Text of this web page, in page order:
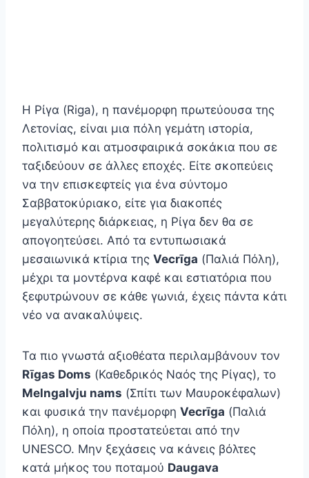
Η Ρίγα (Riga), η πανέμορφη πρωτεύουσα της
Λετονίας, είναι μια πόλη γεμάτη ιστορία,
πολιτισμό και ατμοσφαιρικά σοκάκια που σε
ταξιδεύουν σε άλλες εποχές. Είτε σκοπεύεις
να την επισκεφτείς για ένα σύντομο
Σαββατοκύριακο, είτε για διακοπές
μεγαλύτερης διάρκειας, η Ρίγα δεν θα σε
απογοητεύσει. Από τα εντυπωσιακά
μεσαιωνικά κτίρια της Vecrīga (Παλιά Πόλη),
μέχρι τα μοντέρνα καφέ και εστιατόρια που
ξεφυτρώνουν σε κάθε γωνιά, έχεις πάντα κάτι
νέο να ανακαλύψεις.
Τα πιο γνωστά αξιοθέατα περιλαμβάνουν τον
Rīgas Doms (Καθεδρικός Ναός της Ρίγας), το
Melngalvju nams (Σπίτι των Μαυροκέφαλων)
και φυσικά την πανέμορφη Vecrīga (Παλιά
Πόλη), η οποία προστατεύεται από την
UNESCO. Μην ξεχάσεις να κάνεις βόλτες
κατά μήκος του ποταμού Daugava